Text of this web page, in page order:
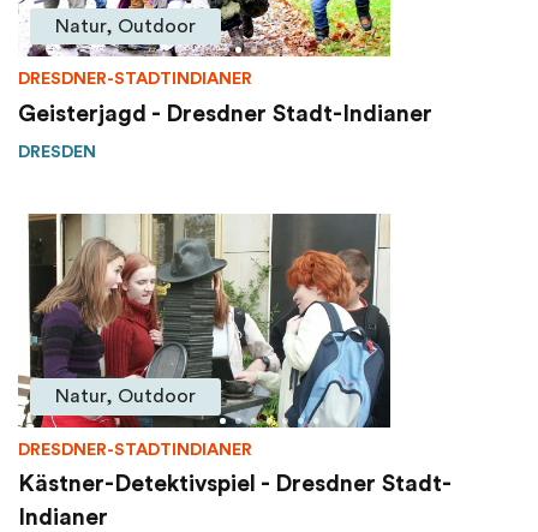
Natur, Outdoor
DRESDNER-STADTINDIANER
Geisterjagd - Dresdner Stadt-Indianer
DRESDEN
Natur, Outdoor
DRESDNER-STADTINDIANER
Kästner-Detektivspiel - Dresdner Stadt-
Indianer